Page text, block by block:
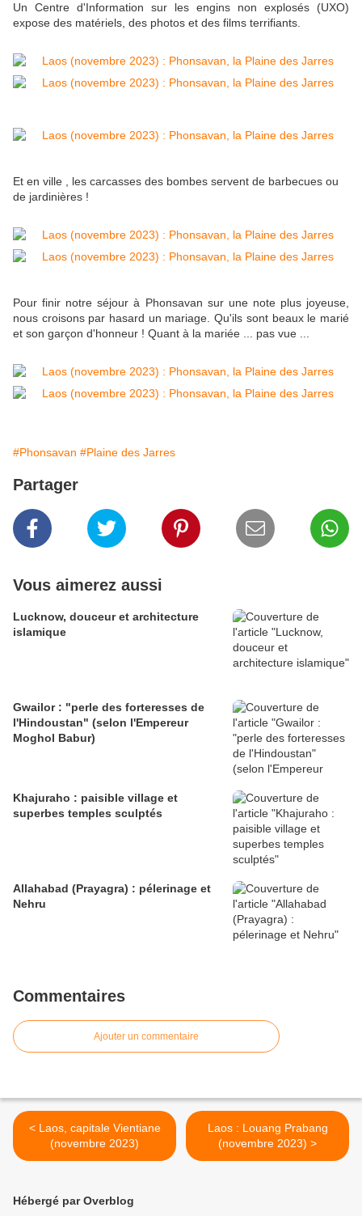
Un Centre d'Information sur les engins non explosés (UXO)
expose des matériels, des photos et des films terrifiants.
Et en ville , les carcasses des bombes servent de barbecues ou
de jardinières !
Pour finir notre séjour à Phonsavan sur une note plus joyeuse,
nous croisons par hasard un mariage. Qu'ils sont beaux le marié
et son garçon d'honneur ! Quant à la mariée ... pas vue ...
#Phonsavan #Plaine des Jarres
Partager
Vous aimerez aussi
Lucknow, douceur et architecture
islamique
Gwailor : "perle des forteresses de
l'Hindoustan" (selon l'Empereur
Moghol Babur)
Khajuraho : paisible village et
superbes temples sculptés
Allahabad (Prayagra) : pélerinage et
Nehru
Commentaires
Ajouter un commentaire
< Laos, capitale Vientiane
(novembre 2023)
Laos : Louang Prabang
(novembre 2023) >
Hébergé par Overblog